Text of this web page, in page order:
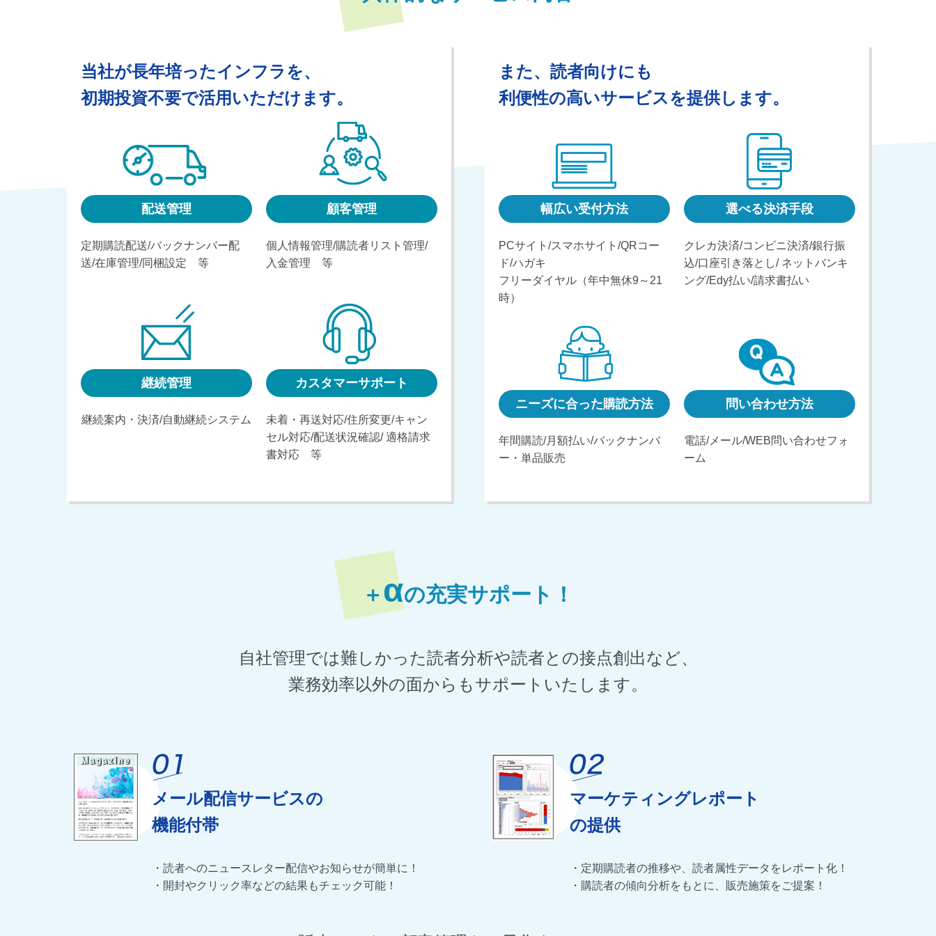
当社が長年培ったインフラを、
初期投資不要で活用いただけます。
配送管理
定期購読配送/バックナンバー配
送/在庫管理/同梱設定 等
顧客管理
個人情報管理/購読者リスト管理/
入金管理 等
継続管理
継続案内・決済/自動継続システム
カスタマーサポート
未着・再送対応/住所変更/キャン
セル対応/配送状況確認/ 適格請求
書対応 等
また、読者向けにも
利便性の高いサービスを提供します。
幅広い受付方法
PCサイト/スマホサイト/QRコー
ド/ハガキ
フリーダイヤル（年中無休9～21
時）
選べる決済手段
クレカ決済/コンビニ決済/銀行振
込/口座引き落とし/ ネットバンキ
ング/Edy払い/請求書払い
ニーズに合った購読方法
年間購読/月額払い/バックナンバ
ー・単品販売
問い合わせ方法
電話/メール/WEB問い合わせフォ
ーム
＋ αの充実サポート！
自社管理では難しかった読者分析や読者との接点創出など、
業務効率以外の面からもサポートいたします。
メール配信サービスの
機能付帯
・読者へのニュースレター配信やお知らせが簡単に！
・開封やクリック率などの結果もチェック可能！
マーケティングレポート
の提供
・定期購読者の推移や、読者属性データをレポート化！
・購読者の傾向分析をもとに、販売施策をご提案！